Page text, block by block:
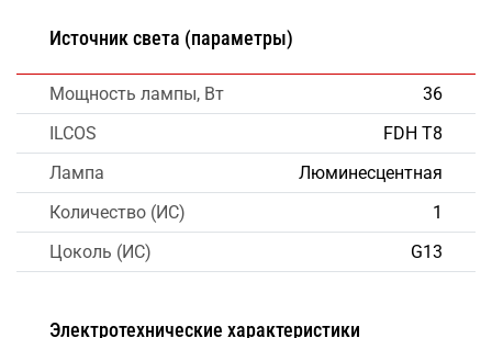
Источник света (параметры)
Мощность лампы, Вт
36
ILCOS
FDH T8
Лампа
Люминесцентная
Количество (ИС)
1
Цоколь (ИС)
G13
Электротехнические характеристики